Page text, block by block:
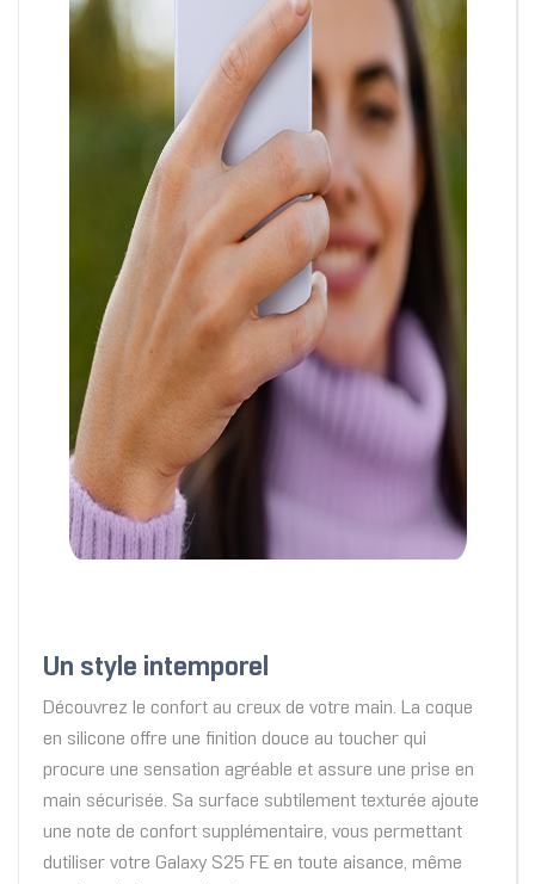
Un style intemporel
Découvrez le confort au creux de votre main. La coque
en silicone offre une finition douce au toucher qui
procure une sensation agréable et assure une prise en
main sécurisée. Sa surface subtilement texturée ajoute
une note de confort supplémentaire, vous permettant
dutiliser votre Galaxy S25 FE en toute aisance, même